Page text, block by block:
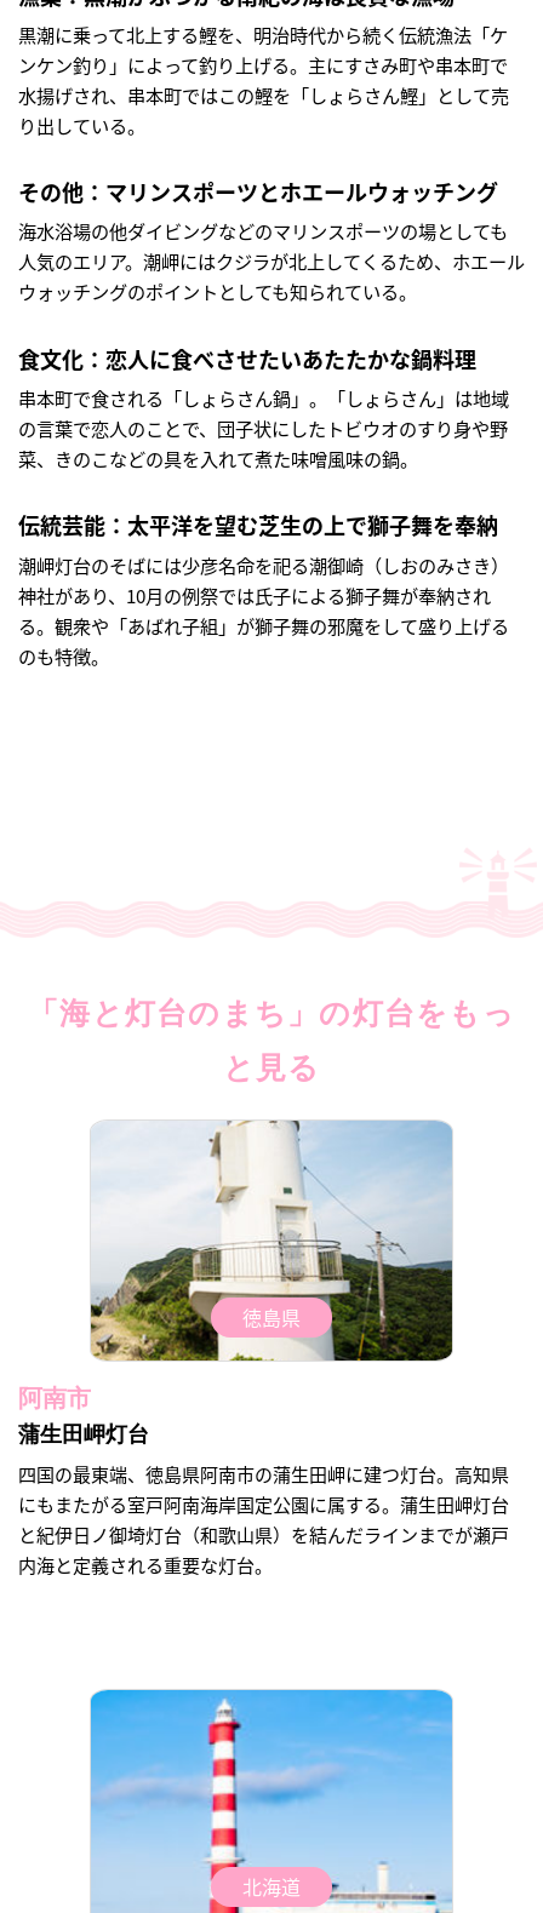
黒潮に乗って北上する鰹を、明治時代から続く伝統漁法「ケ
ンケン釣り」によって釣り上げる。主にすさみ町や串本町で
水揚げされ、串本町ではこの鰹を「しょらさん鰹」として売
り出している。
その他：マリンスポーツとホエールウォッチング
海水浴場の他ダイビングなどのマリンスポーツの場としても
人気のエリア。潮岬にはクジラが北上してくるため、ホエール
ウォッチングのポイントとしても知られている。
食文化：恋人に食べさせたいあたたかな鍋料理
串本町で食される「しょらさん鍋」。「しょらさん」は地域
の言葉で恋人のことで、団子状にしたトビウオのすり身や野
菜、きのこなどの具を入れて煮た味噌風味の鍋。
伝統芸能：太平洋を望む芝生の上で獅子舞を奉納
潮岬灯台のそばには少彦名命を祀る潮御崎（しおのみさき）
神社があり、10月の例祭では氏子による獅子舞が奉納され
る。観衆や「あばれ子組」が獅子舞の邪魔をして盛り上げる
のも特徴。
「海と灯台のまち」の灯台をもっ
と見る
徳島県
阿南市
蒲生田岬灯台
四国の最東端、徳島県阿南市の蒲生田岬に建つ灯台。高知県
にもまたがる室戸阿南海岸国定公園に属する。蒲生田岬灯台
と紀伊日ノ御埼灯台（和歌山県）を結んだラインまでが瀬戸
内海と定義される重要な灯台。
北海道